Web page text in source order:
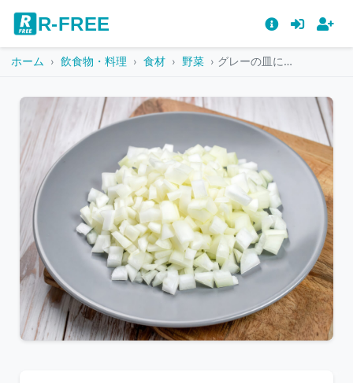
R-FREE
ホーム 飲食物・料理 食材 野菜 グレーの皿に盛られた粗めに刻んだ玉ねぎ